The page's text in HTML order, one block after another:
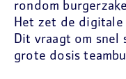
rondom
Het zet de
Dit vraagt om snel
grote dosis